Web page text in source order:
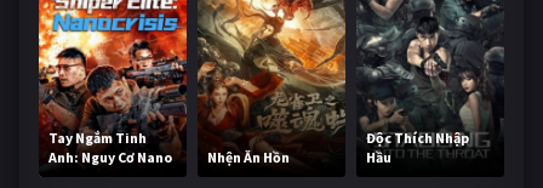
Tay Ngắm Tinh
Anh: Nguy Cơ Nano
Nhện Ăn Hồn
Độc Thích Nhập
Hầu